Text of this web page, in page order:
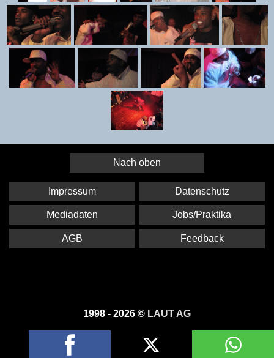
Nach oben
1998 - 2026 © LAUT AG
Impressum Datenschutz
Mediadaten Jobs/Praktika
AGB Feedback